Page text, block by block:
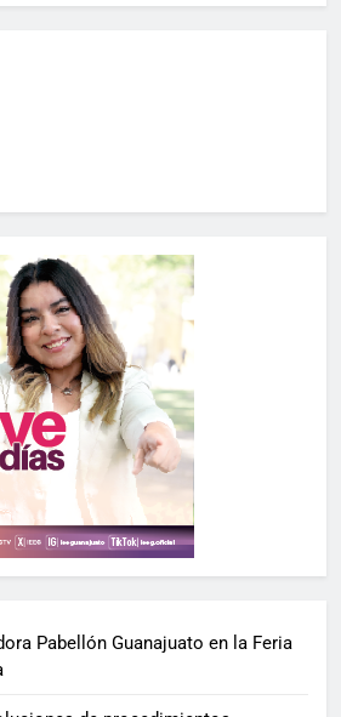
Pabellón Guanajuato en la Feria